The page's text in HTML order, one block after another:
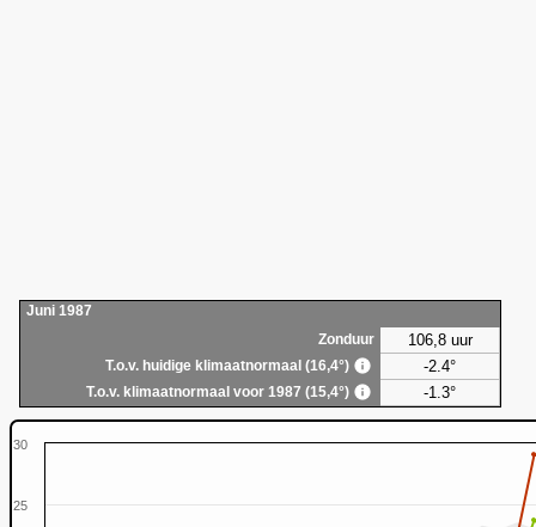
Juni 1987
Zonduur
106,8 uur
T.o.v. huidige klimaatnormaal (16,4°) -2.4°
T.o.v. klimaatnormaal voor 1987 (15,4°) -1.3°
25
30